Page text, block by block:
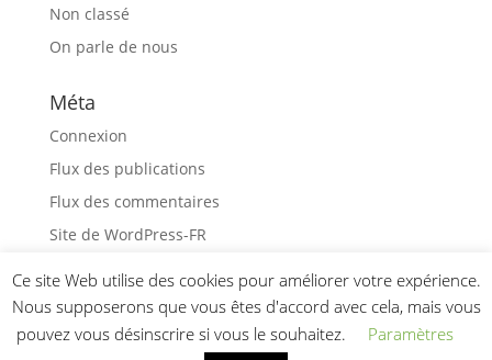
Non classé
On parle de nous
Méta
Connexion
Flux des publications
Flux des commentaires
Site de WordPress-FR
Ce site Web utilise des cookies pour améliorer votre expérience.
Nous supposerons que vous êtes d'accord avec cela, mais vous
pouvez vous désinscrire si vous le souhaitez.
Paramètres